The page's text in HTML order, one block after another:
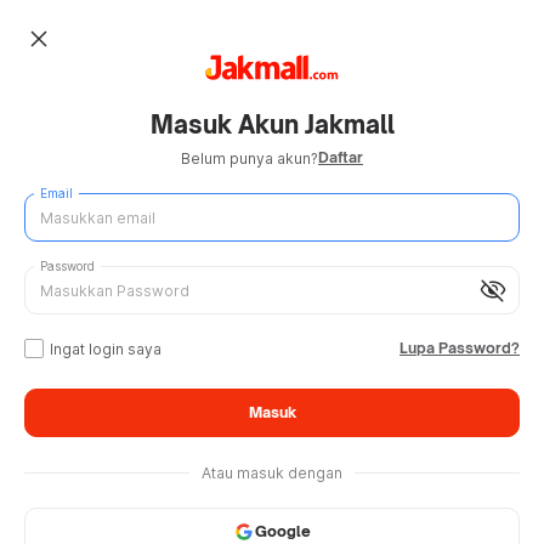
close
Masuk Akun Jakmall
Belum punya akun?Daftar
Email
visibility_off
Password
Ingat login saya Lupa Password?
Masuk
Atau masuk dengan
Google